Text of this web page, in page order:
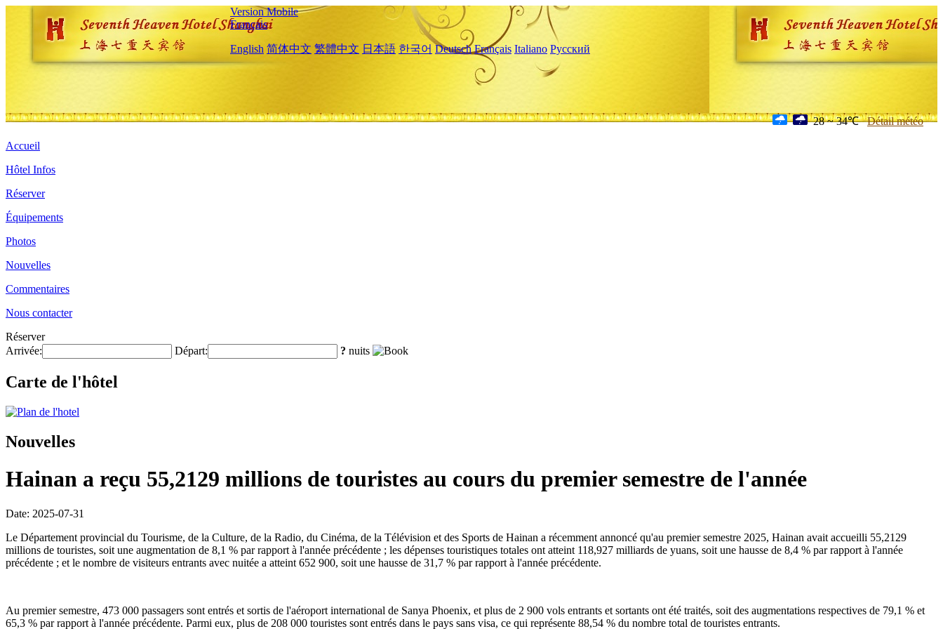
Version Mobile
Français
English 简体中文 繁體中文 日本語 한국어 Deutsch Français Italiano Русский
28 ~ 34℃ Détail météo
Accueil
Hôtel Infos
Réserver
Équipements
Photos
Nouvelles
Commentaires
Nous contacter
Réserver
Arrivée:
Départ: ? nuits
Carte de l'hôtel
Nouvelles
Hainan a reçu 55,2129 millions de touristes au cours du premier semestre de l'année
Date: 2025-07-31
Le Département provincial du Tourisme, de la Culture, de la Radio, du Cinéma, de la Télévision et des Sports de Hainan a récemment annoncé qu'au premier semestre 2025, Hainan avait accueilli 55,2129
millions de touristes, soit une augmentation de 8,1 % par rapport à l'année précédente ; les dépenses touristiques totales ont atteint 118,927 milliards de yuans, soit une hausse de 8,4 % par rapport à l'année
précédente ; et le nombre de visiteurs entrants avec nuitée a atteint 652 900, soit une hausse de 31,7 % par rapport à l'année précédente.
Au premier semestre, 473 000 passagers sont entrés et sortis de l'aéroport international de Sanya Phoenix, et plus de 2 900 vols entrants et sortants ont été traités, soit des augmentations respectives de 79,1 % et
65,3 % par rapport à l'année précédente. Parmi eux, plus de 208 000 touristes sont entrés dans le pays sans visa, ce qui représente 88,54 % du nombre total de touristes entrants.